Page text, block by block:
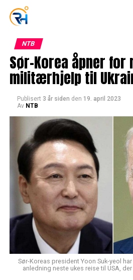
NTB
Sør-Korea åpner for
militærhjelp til
Publisert 3 år siden den 19. april 2023
Av NTB
Sør-Koreas president Yoon Suk-yeol
anledning neste ukes reise til USA,